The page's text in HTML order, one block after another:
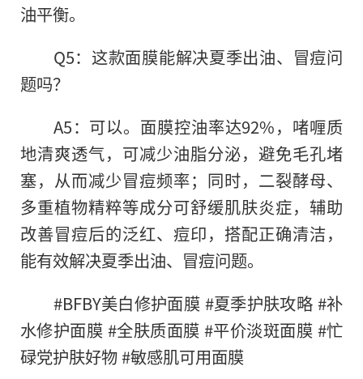
油平衡。
Q5：这款面膜能解决夏季出油、冒痘问
题吗？
A5：可以。面膜控油率达92%，啫喱质
地清爽透气，可减少油脂分泌，避免毛孔堵
塞，从而减少冒痘频率；同时，二裂酵母、
多重植物精粹等成分可舒缓肌肤炎症，辅助
改善冒痘后的泛红、痘印，搭配正确清洁，
能有效解决夏季出油、冒痘问题。
#BFBY美白修护面膜 #夏季护肤攻略 #补
水修护面膜 #全肤质面膜 #平价淡斑面膜 #忙
碌党护肤好物 #敏感肌可用面膜